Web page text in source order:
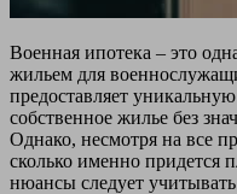
Военная ипотека – это
жильем для
предоставляет
собственное жилье без
Однако, несмотря на все
сколько именно придется
нюансы следует